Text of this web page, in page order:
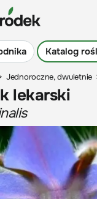
Katalog
Jednoroczne, dwuletnie
lekarski